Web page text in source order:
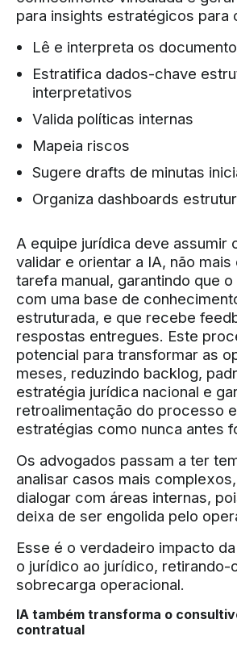
para insights estratégicos para
Lê e interpreta os
Estratifica dados-chave
interpretativos
Valida políticas internas
Mapeia riscos
Sugere drafts de minutas
Organiza dashboards
A equipe jurídica deve assumir
validar e orientar a IA, não mais
tarefa manual, garantindo que
com uma base de
estruturada, e que recebe
respostas entregues. Este
potencial para transformar as
meses, reduzindo backlog,
estratégia jurídica nacional e
retroalimentação do processo
estratégias como nunca antes
Os advogados passam a ter
analisar casos mais
dialogar com áreas internas,
deixa de ser engolida pelo
Esse é o verdadeiro impacto
o jurídico ao jurídico, retirando-
sobrecarga operacional.
IA também transforma o
contratual